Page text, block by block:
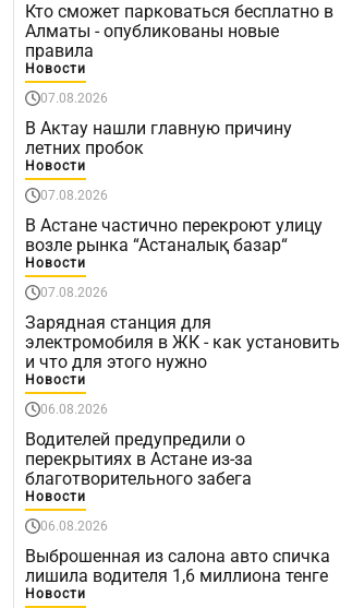
Кто сможет парковаться бесплатно в
Алматы - опубликованы новые
правила
Новости
07.08.2026
В Актау нашли главную причину
летних пробок
Новости
07.08.2026
В Астане частично перекроют улицу
возле рынка “Астаналық базар“
Новости
07.08.2026
Зарядная станция для
электромобиля в ЖК - как установить
и что для этого нужно
Новости
06.08.2026
Водителей предупредили о
перекрытиях в Астане из-за
благотворительного забега
Новости
06.08.2026
Выброшенная из салона авто спичка
лишила водителя 1,6 миллиона тенге
Новости